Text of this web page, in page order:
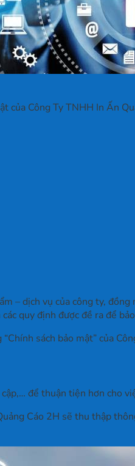
của Công Ty TNHH In Ấn
– dịch vụ của công ty,
quy định được đề ra để
sách bảo mật” của
để thuận tiện hơn cho
Cáo 2H sẽ thu thập